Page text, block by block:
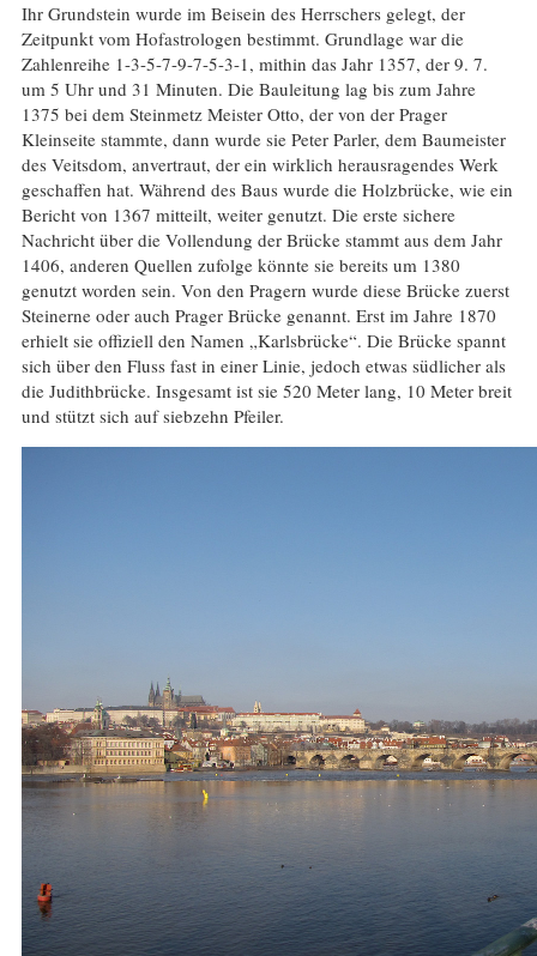
Ihr Grundstein wurde im Beisein des Herrschers gelegt, der
Zeitpunkt vom Hofastrologen bestimmt. Grundlage war die
Zahlenreihe 1-3-5-7-9-7-5-3-1, mithin das Jahr 1357, der 9. 7.
um 5 Uhr und 31 Minuten. Die Bauleitung lag bis zum Jahre
1375 bei dem Steinmetz Meister Otto, der von der Prager
Kleinseite stammte, dann wurde sie Peter Parler, dem Baumeister
des Veitsdom, anvertraut, der ein wirklich herausragendes Werk
geschaffen hat. Während des Baus wurde die Holzbrücke, wie ein
Bericht von 1367 mitteilt, weiter genutzt. Die erste sichere
Nachricht über die Vollendung der Brücke stammt aus dem Jahr
1406, anderen Quellen zufolge könnte sie bereits um 1380
genutzt worden sein. Von den Pragern wurde diese Brücke zuerst
Steinerne oder auch Prager Brücke genannt. Erst im Jahre 1870
erhielt sie offiziell den Namen „Karlsbrücke“. Die Brücke spannt
sich über den Fluss fast in einer Linie, jedoch etwas südlicher als
die Judithbrücke. Insgesamt ist sie 520 Meter lang, 10 Meter breit
und stützt sich auf siebzehn Pfeiler.